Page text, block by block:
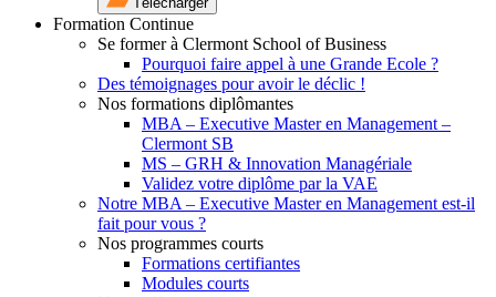
Formation Continue
Se former à Clermont School of Business
Pourquoi faire appel à une Grande Ecole ?
Des témoignages pour avoir le déclic !
Nos formations diplômantes
MBA – Executive Master en Management –
Clermont SB
MS – GRH & Innovation Managériale
Validez votre diplôme par la VAE
Notre MBA – Executive Master en Management est-il
fait pour vous ?
Nos programmes courts
Formations certifiantes
Modules courts